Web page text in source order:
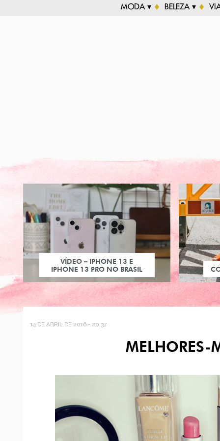
MODA ▾ BELEZA ▾
VÍDEO – IPHONE 13 E
IPHONE 13 PRO NO BRASIL
14 DE ABRIL DE 2016 - 20:37